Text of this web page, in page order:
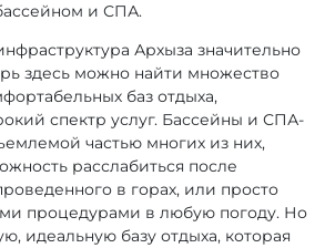
и СПА.
Архыза значительно
здесь можно найти множество
баз отдыха,
спектр услуг. Бассейны и СПА-
частью многих из них,
расслабиться после
в горах, или просто
процедурами в любую погоду. Но
идеальную базу отдыха, которая